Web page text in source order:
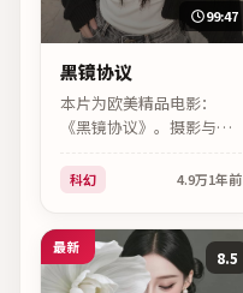
99:47
黑镜协议
本片为欧美精品电影：
《黑镜协议》。摄影与声
·斯皮尔伯格的叙事节奏
前缓后紧，适合周末一口
科幻 4.9万1年前
最新
8.5